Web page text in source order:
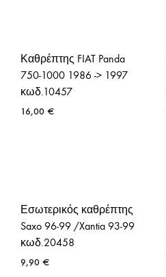
Καθρέπτης FIAT Panda
750-1000 1986 -> 1997
κωδ.10457
16,00 €
Εσωτερικός καθρέπτης
Saxo 96-99 /Xantia 93-99
κωδ.20458
9,90 €